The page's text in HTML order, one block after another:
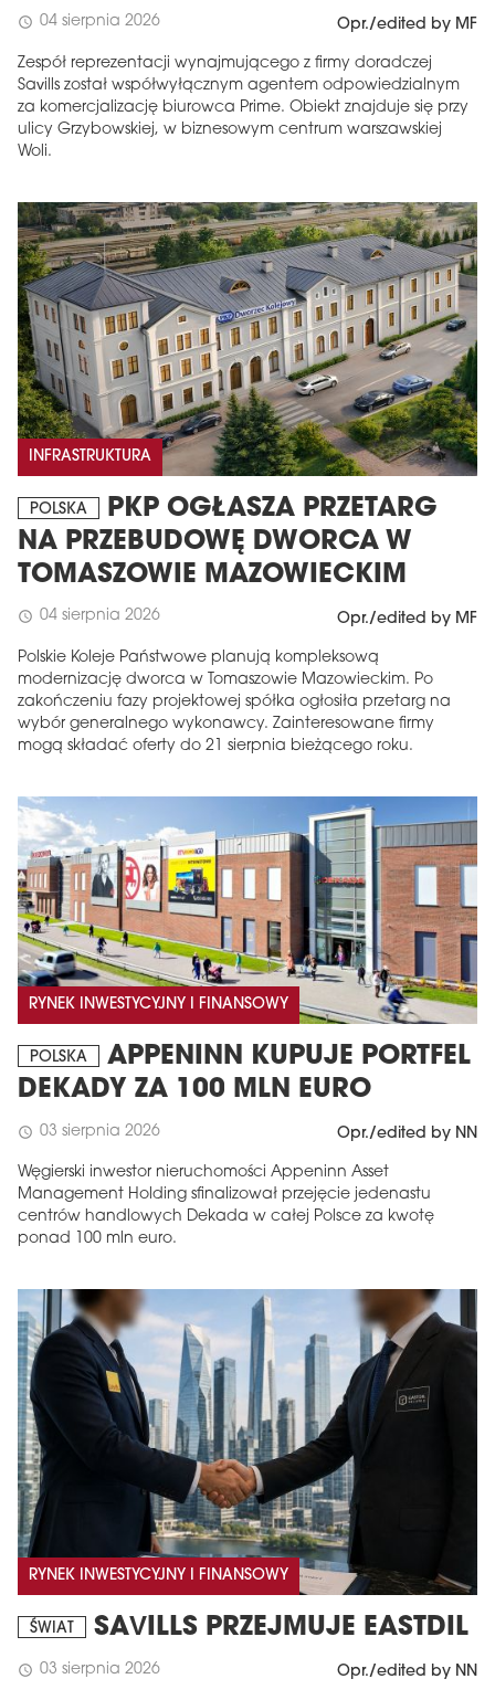
schedule 04 sierpnia 2026 Opr./edited by MF
Zespół reprezentacji wynajmującego z firmy doradczej
Savills został współwyłącznym agentem odpowiedzialnym
za komercjalizację biurowca Prime. Obiekt znajduje się przy
ulicy Grzybowskiej, w biznesowym centrum warszawskiej
Woli.
INFRASTRUKTURA
POLSKA
PKP OGŁASZA PRZETARG
NA PRZEBUDOWĘ DWORCA W
TOMASZOWIE MAZOWIECKIM
schedule 04 sierpnia 2026 Opr./edited by MF
Polskie Koleje Państwowe planują kompleksową
modernizację dworca w Tomaszowie Mazowieckim. Po
zakończeniu fazy projektowej spółka ogłosiła przetarg na
wybór generalnego wykonawcy. Zainteresowane firmy
mogą składać oferty do 21 sierpnia bieżącego roku.
RYNEK INWESTYCYJNY I FINANSOWY
POLSKA
APPENINN KUPUJE PORTFEL
DEKADY ZA 100 MLN EURO
schedule 03 sierpnia 2026 Opr./edited by NN
Węgierski inwestor nieruchomości Appeninn Asset
Management Holding sfinalizował przejęcie jedenastu
centrów handlowych Dekada w całej Polsce za kwotę
ponad 100 mln euro.
RYNEK INWESTYCYJNY I FINANSOWY
ŚWIAT SAVILLS PRZEJMUJE EASTDIL
schedule 03 sierpnia 2026 Opr./edited by NN